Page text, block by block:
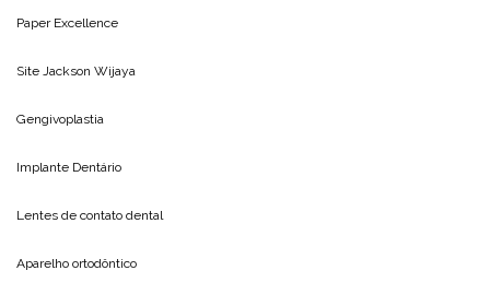
Paper Excellence
Site Jackson Wijaya
Gengivoplastia
Implante Dentário
Lentes de contato dental
Aparelho ortodôntico